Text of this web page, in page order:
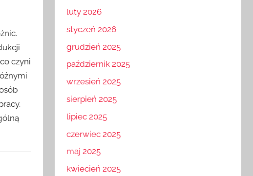
czyni
luty 2026
styczeń 2026
grudzień 2025
październik 2025
wrzesień 2025
sierpień 2025
lipiec 2025
czerwiec 2025
maj 2025
kwiecień 2025